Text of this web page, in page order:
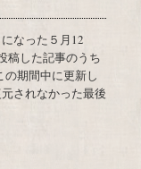
稿した記事のうち
の期間中に更新し
されなかった最後